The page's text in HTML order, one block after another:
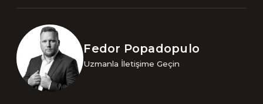
Fedor Popadopulo
Uzmanla İletişime Geçin